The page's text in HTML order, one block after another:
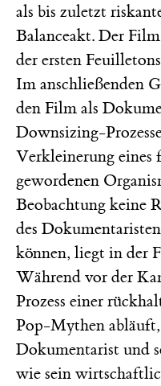
als bis zuletzt
Balanceakt. Der
der ersten
Im anschließenden
den Film als
Downsizing-
Verkleinerung eines
gewordenen
Beobachtung keine
des
können, liegt in der
Während vor der
Prozess einer
Pop-Mythen
Dokumentarist und
wie sein